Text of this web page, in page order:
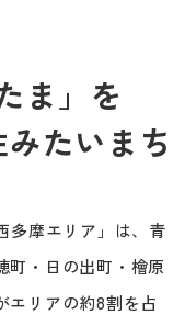
ま」を
たいまち
多摩エリア」は、青
町・日の出町・檜原
エリアの約8割を占